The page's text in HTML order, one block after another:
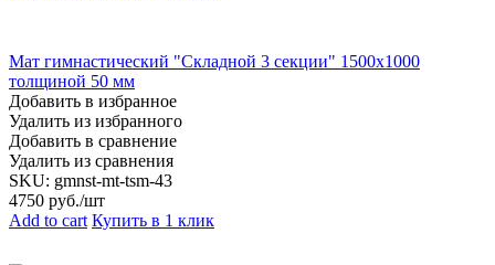
Мат гимнастический "Складной 3 секции" 1500х1000
толщиной 50 мм
Добавить в избранное
Удалить из избранного
Добавить в сравнение
Удалить из сравнения
SKU: gmnst-mt-tsm-43
4750 руб./шт
Add to cart Купить в 1 клик